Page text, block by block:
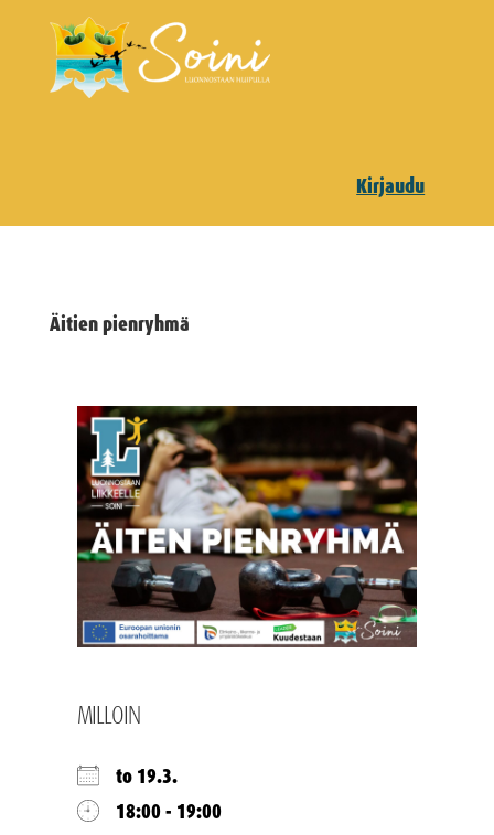
Kirjaudu
Äitien pienryhmä
MILLOIN
to 19.3.
18:00 - 19:00